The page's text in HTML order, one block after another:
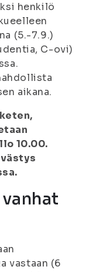
henkilö
(5.-7.9.)
C-ovi)
aikana.
10.00.
vastaan (6